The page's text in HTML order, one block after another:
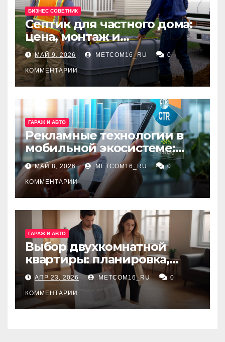
БИЗНЕС СОВЕТНИК
Септик для частного дома:
цена, монтаж и
организация автономной
канализации
МАЙ 9, 2026 METCOM16_RU 0
КОММЕНТАРИИ
ГАРАЖ И АВТО
Рекламные технологии в
мобильной экосистеме:
ключевые сервисы и
принципы работы
МАЙ 8, 2026 METCOM16_RU 0
КОММЕНТАРИИ
ГАРАЖ И АВТО
Выбор двухкомнатной
квартиры: планировка,
состояние жилья и
проверка документов
АПР 23, 2026 METCOM16_RU 0
КОММЕНТАРИИ